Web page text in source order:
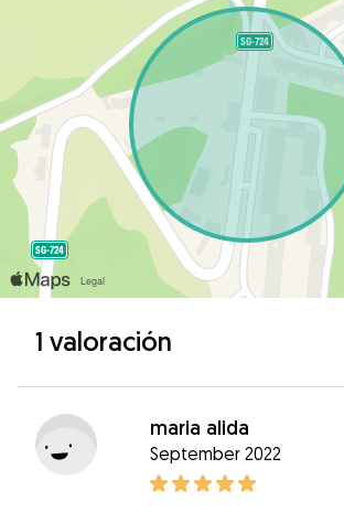
1 valoración
maria alida
September 2022